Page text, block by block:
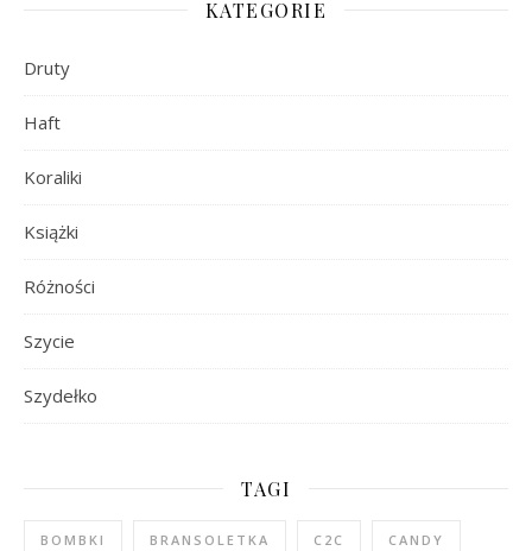
KATEGORIE
Druty
Haft
Koraliki
Książki
Różności
Szycie
Szydełko
TAGI
BOMBKI BRANSOLETKA C2C CANDY